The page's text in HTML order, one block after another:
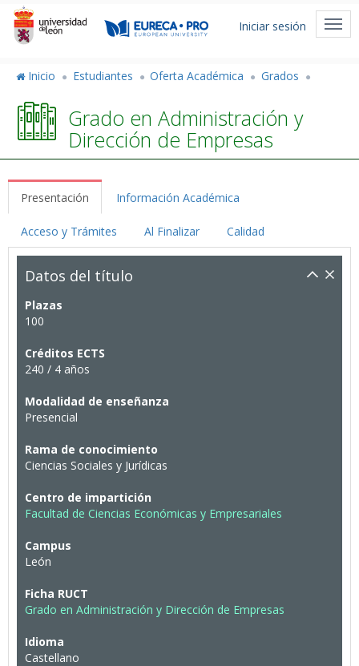
Pasar
contenido
Menú
cuenta
usuario
Iniciar sesión
Inicio Estudiantes Oferta Académica Grados
Grado en Administración y
Dirección de Empresas
Presentación Información Académica
Acceso y Trámites Al Finalizar Calidad
Datos del título
Plazas
100
Créditos ECTS
240 / 4 años
Modalidad de enseñanza
Presencial
Rama de conocimiento
Ciencias Sociales y Jurídicas
Centro de impartición
Facultad de Ciencias Económicas y Empresariales
Campus
León
Ficha RUCT
Grado en Administración y Dirección de Empresas
Idioma
Castellano